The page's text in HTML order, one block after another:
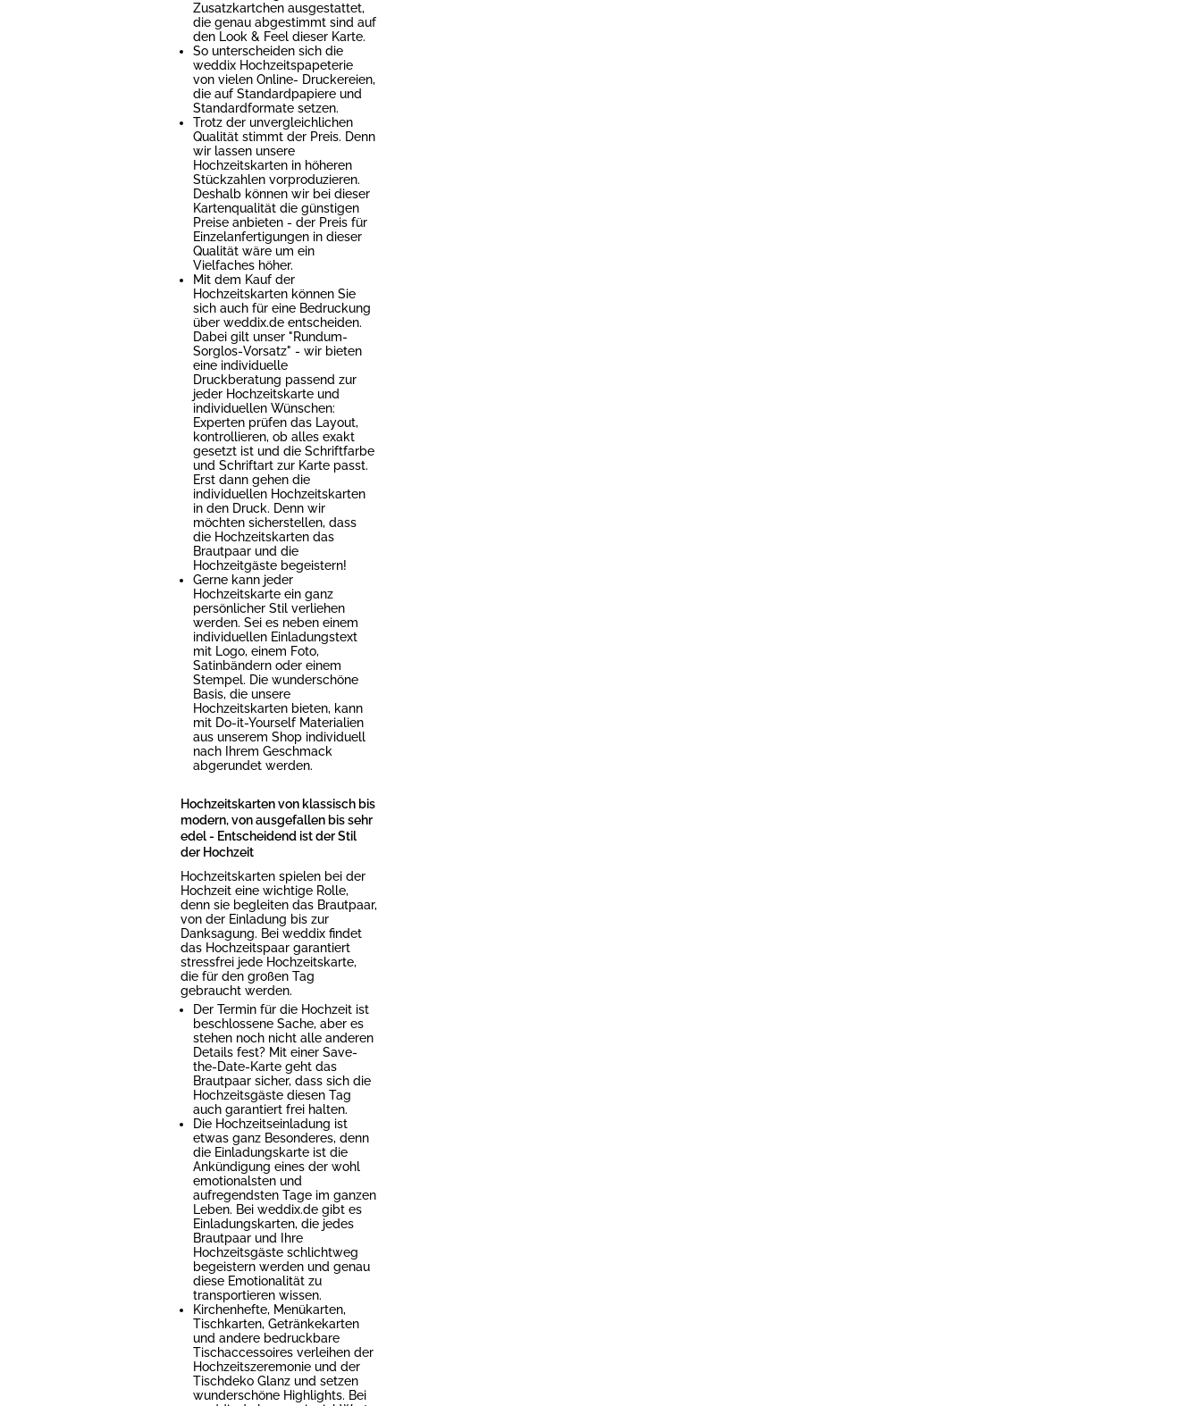
Zusatzkartchen ausgestattet,
die genau abgestimmt sind auf
den Look & Feel dieser Karte.
So unterscheiden sich die
weddix Hochzeitspapeterie
von vielen Online- Druckereien,
die auf Standardpapiere und
Standardformate setzen.
Trotz der unvergleichlichen
Qualität stimmt der Preis. Denn
wir lassen unsere
Hochzeitskarten in höheren
Stückzahlen vorproduzieren.
Deshalb können wir bei dieser
Kartenqualität die günstigen
Preise anbieten - der Preis für
Einzelanfertigungen in dieser
Qualität wäre um ein
Vielfaches höher.
Mit dem Kauf der
Hochzeitskarten können Sie
sich auch für eine Bedruckung
über weddix.de entscheiden.
Dabei gilt unser "Rundum-
Sorglos-Vorsatz" - wir bieten
eine individuelle
Druckberatung passend zur
jeder Hochzeitskarte und
individuellen Wünschen:
Experten prüfen das Layout,
kontrollieren, ob alles exakt
gesetzt ist und die Schriftfarbe
und Schriftart zur Karte passt.
Erst dann gehen die
individuellen Hochzeitskarten
in den Druck. Denn wir
möchten sicherstellen, dass
die Hochzeitskarten das
Brautpaar und die
Hochzeitgäste begeistern!
Gerne kann jeder
Hochzeitskarte ein ganz
persönlicher Stil verliehen
werden. Sei es neben einem
individuellen Einladungstext
mit Logo, einem Foto,
Satinbändern oder einem
Stempel. Die wunderschöne
Basis, die unsere
Hochzeitskarten bieten, kann
mit Do-it-Yourself Materialien
aus unserem Shop individuell
nach Ihrem Geschmack
abgerundet werden.
Hochzeitskarten von klassisch bis
modern, von ausgefallen bis sehr
edel - Entscheidend ist der Stil
der Hochzeit
Hochzeitskarten spielen bei der
Hochzeit eine wichtige Rolle,
denn sie begleiten das Brautpaar,
von der Einladung bis zur
Danksagung. Bei weddix findet
das Hochzeitspaar garantiert
stressfrei jede Hochzeitskarte,
die für den großen Tag
gebraucht werden.
Der Termin für die Hochzeit ist
beschlossene Sache, aber es
stehen noch nicht alle anderen
Details fest? Mit einer Save-
the-Date-Karte geht das
Brautpaar sicher, dass sich die
Hochzeitsgäste diesen Tag
auch garantiert frei halten.
Die Hochzeitseinladung ist
etwas ganz Besonderes, denn
die Einladungskarte ist die
Ankündigung eines der wohl
emotionalsten und
aufregendsten Tage im ganzen
Leben. Bei weddix.de gibt es
Einladungskarten, die jedes
Brautpaar und Ihre
Hochzeitsgäste schlichtweg
begeistern werden und genau
diese Emotionalität zu
transportieren wissen.
Kirchenhefte, Menükarten,
Tischkarten, Getränkekarten
und andere bedruckbare
Tischaccessoires verleihen der
Hochzeitszeremonie und der
Tischdeko Glanz und setzen
wunderschöne Highlights. Bei